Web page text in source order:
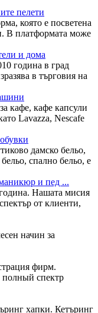
пелети
която е посветена
В платформата може
и дома
година в град
в търговия на
кафе, кафе капсули
Lavazza, Nescafe
дамско бельо,
спално бельо, е
и пед ...
Нашата мисия
от клиенти,
начин за
фирм.
полный спектр
хапки. Кетъринг